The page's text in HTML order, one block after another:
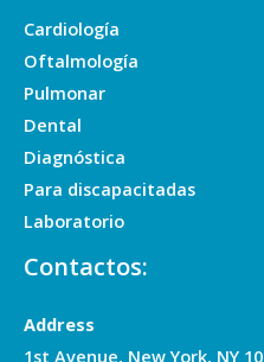
Cardiología
Oftalmología
Pulmonar
Dental
Diagnóstica
Para discapacitadas
Laboratorio
Contactos:
Address
1st Avenue, New York, NY